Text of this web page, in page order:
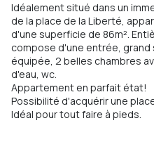
Idéalement situé dans un
de la place de la Liberté,
d'une superficie de 86m².
compose d'une entrée,
équipée, 2 belles chambres
d'eau, wc.
Appartement en parfait état!
Possibilité d'acquérir une
Idéal pour tout faire à pieds.